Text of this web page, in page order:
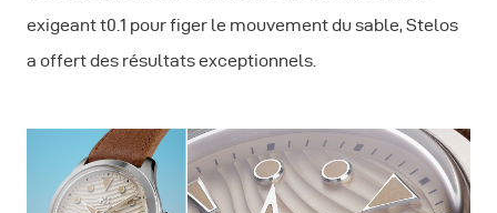
exigeant t0.1 pour figer le mouvement du sable, Stelos
a offert des résultats exceptionnels.